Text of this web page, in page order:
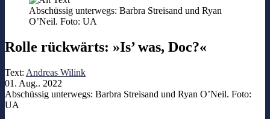
Abschüssig unterwegs: Barbra Streisand und Ryan
O’Neil. Foto: UA
Rolle rückwärts: »Is’ was, Doc?«
Text: Andreas Wilink
01. Aug.. 2022
Abschüssig unterwegs: Barbra Streisand und Ryan O’Neil. Foto:
UA